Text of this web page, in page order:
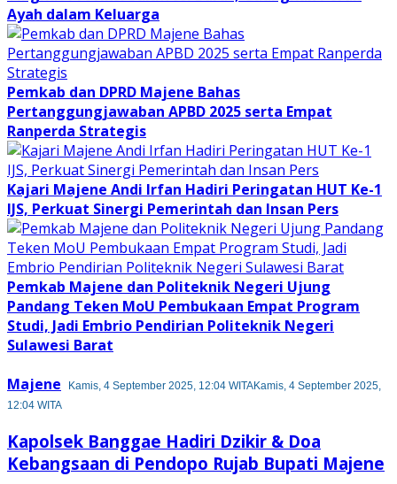
Ayah dalam Keluarga
Pemkab dan DPRD Majene Bahas
Pertanggungjawaban APBD 2025 serta Empat
Ranperda Strategis
Kajari Majene Andi Irfan Hadiri Peringatan HUT Ke-1
IJS, Perkuat Sinergi Pemerintah dan Insan Pers
Pemkab Majene dan Politeknik Negeri Ujung
Pandang Teken MoU Pembukaan Empat Program
Studi, Jadi Embrio Pendirian Politeknik Negeri
Sulawesi Barat
Majene
Kamis, 4 September 2025, 12:04 WITAKamis, 4 September 2025,
12:04 WITA
Kapolsek Banggae Hadiri Dzikir & Doa
Kebangsaan di Pendopo Rujab Bupati Majene